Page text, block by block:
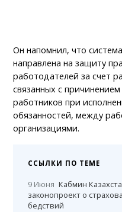
Он напомнил, что
направлена на защиту
работодателей за счет
связанных с
работников при
обязанностей, между
организациями.
ССЫЛКИ ПО ТЕМЕ
9 Июня Кабмин
законопроект о
бедствий